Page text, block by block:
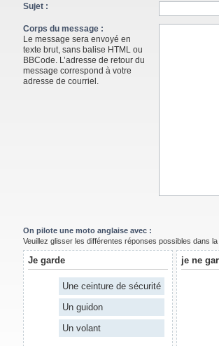
Sujet :
Corps du message :
Le message sera envoyé en
texte brut, sans balise HTML ou
BBCode. L’adresse de retour du
message correspond à votre
adresse de courriel.
On pilote une moto anglaise avec :
Veuillez glisser les différentes réponses possibles dans
Je garde
Une ceinture de sécurité
Un guidon
Un volant
je ne